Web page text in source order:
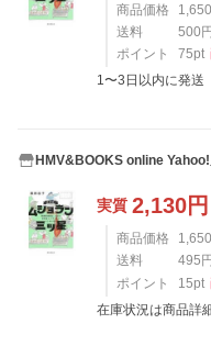
商品価格 1,650
送料
500
ポイント
75pt
1〜3日以内に発送
HMV&BOOKS online
実質 2,130円
商品価格 1,650
送料
495
ポイント
15pt
在庫状況は商品詳